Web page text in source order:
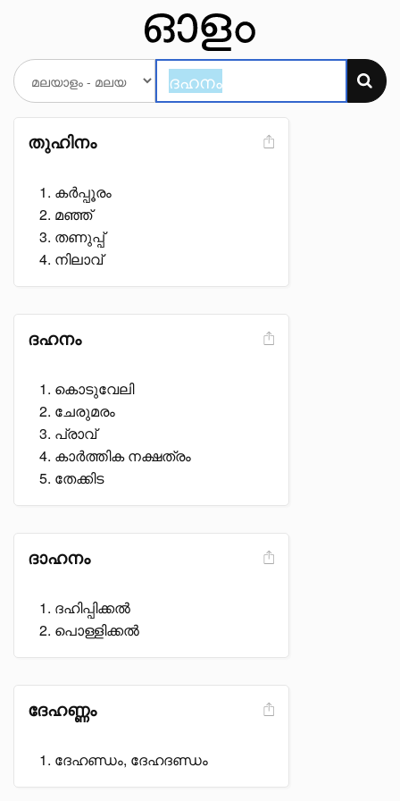
തുഹിനം
കർപ്പൂരം
മഞ്ഞ്
തണുപ്പ്
നിലാവ്
ദഹനം
കൊടുവേലി
ചേരുമരം
പ്രാവ്
കാർത്തിക നക്ഷത്രം
തേക്കിട
ദാഹനം
ദഹിപ്പിക്കൽ
പൊള്ളിക്കൽ
ദേഹണ്ണം
ദേഹണ്ഡം, ദേഹദണ്ഡം